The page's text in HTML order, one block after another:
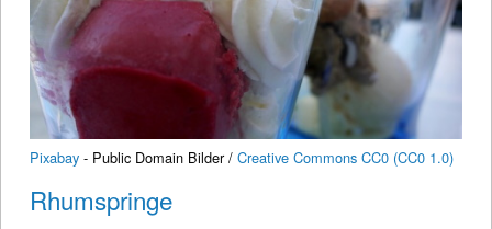
Pixabay - Public Domain Bilder / Creative Commons CC0 (CC0 1.0)
Rhumspringe